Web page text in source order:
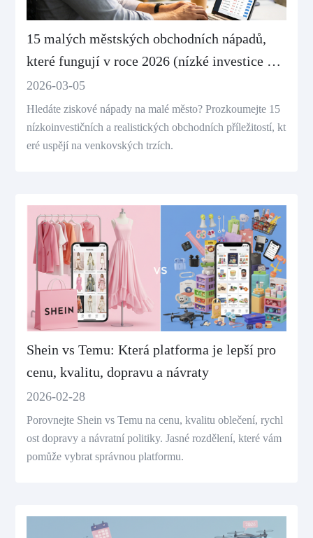
15 malých městských obchodních nápadů,
které fungují v roce 2026 (nízké investice a
vysoká poptávka)
2026-03-05
Hledáte ziskové nápady na malé město? Prozkoumejte 15
nízkoinvestičních a realistických obchodních příležitostí, kt
eré uspějí na venkovských trzích.
Shein vs Temu: Která platforma je lepší pro
cenu, kvalitu, dopravu a návraty
2026-02-28
Porovnejte Shein vs Temu na cenu, kvalitu oblečení, rychl
ost dopravy a návratní politiky. Jasné rozdělení, které vám
pomůže vybrat správnou platformu.